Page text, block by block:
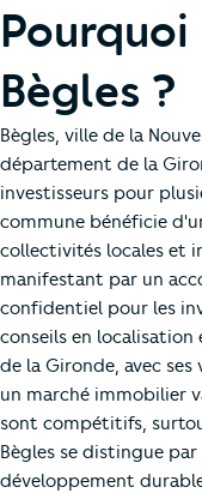
Bègles ?
Bègles, ville de la
département de la
investisseurs pour
commune bénéficie
collectivités locales et
manifestant par un
confidentiel pour les
conseils en
de la Gironde, avec
un marché immobilier
sont compétitifs,
Bègles se distingue
développement